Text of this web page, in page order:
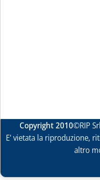
Copyright 2010©RIP
E' vietata la riproduzione,
altro